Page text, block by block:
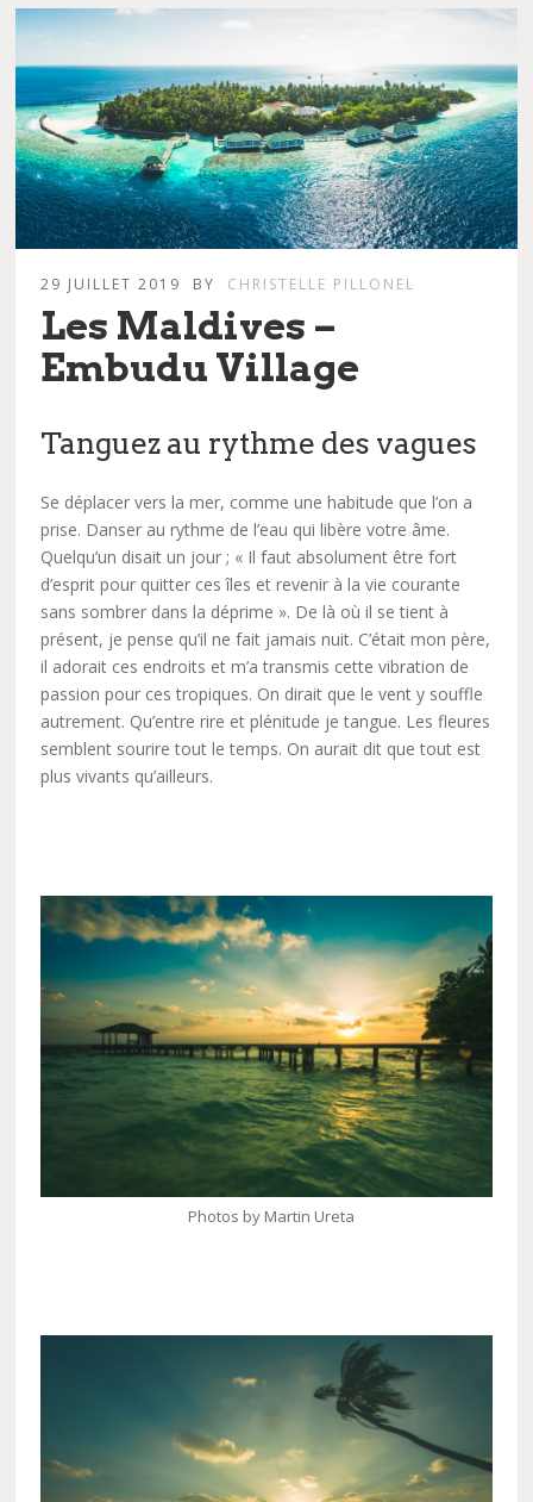
29 JUILLET 2019 BY CHRISTELLE PILLONEL
Les Maldives –
Embudu Village
Tanguez au rythme des vagues
Se déplacer vers la mer, comme une habitude que l’on a
prise. Danser au rythme de l’eau qui libère votre âme.
Quelqu’un disait un jour ; « Il faut absolument être fort
d’esprit pour quitter ces îles et revenir à la vie courante
sans sombrer dans la déprime ». De là où il se tient à
présent, je pense qu’il ne fait jamais nuit. C’était mon père,
il adorait ces endroits et m’a transmis cette vibration de
passion pour ces tropiques. On dirait que le vent y souffle
autrement. Qu’entre rire et plénitude je tangue. Les fleures
semblent sourire tout le temps. On aurait dit que tout est
plus vivants qu’ailleurs.
Photos by Martin Ureta